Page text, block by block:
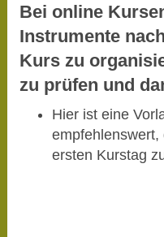
Bei online
Instrumente
Kurs zu
zu prüfen und
Hier ist eine
empfehlenswert,
ersten Kurstag